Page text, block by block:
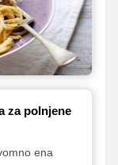
za polnjene
ena